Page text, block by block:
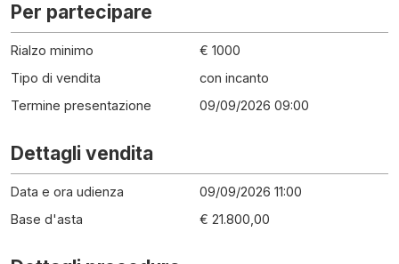
Per partecipare
Rialzo minimo
€ 1000
Tipo di vendita
con incanto
Termine presentazione
09/09/2026 09:00
Dettagli vendita
Data e ora udienza
09/09/2026 11:00
Base d'asta
€ 21.800,00